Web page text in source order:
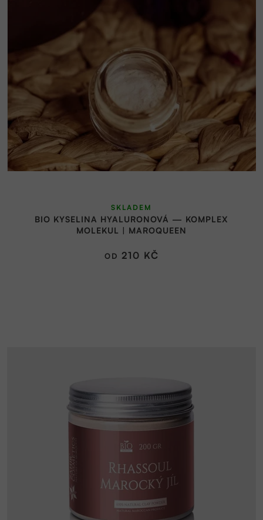
BIO KYSELINA HYALURONOVÁ — KOMPLEX
MOLEKUL | MAROQUEEN
hodnocení
produktu
5,0
SKLADEM
OD 210 KČ